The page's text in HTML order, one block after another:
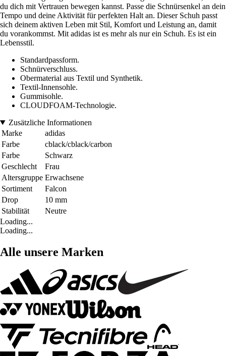
du dich mit Vertrauen bewegen kannst. Passe die Schnürsenkel an dein
Tempo und deine Aktivität für perfekten Halt an. Dieser Schuh passt
sich deinem aktiven Leben mit Stil, Komfort und Leistung an, damit
du vorankommst. Mit adidas ist es mehr als nur ein Schuh. Es ist ein
Lebensstil.
Standardpassform.
Schnürverschluss.
Obermaterial aus Textil und Synthetik.
Textil-Innensohle.
Gummisohle.
CLOUDFOAM-Technologie.
Zusätzliche Informationen
Marke
adidas
Farbe
cblack/cblack/carbon
Farbe
Schwarz
Geschlecht
Frau
Altersgruppe Erwachsene
Sortiment
Falcon
Drop
10 mm
Stabilität
Neutre
Loading...
Loading...
Alle unsere Marken